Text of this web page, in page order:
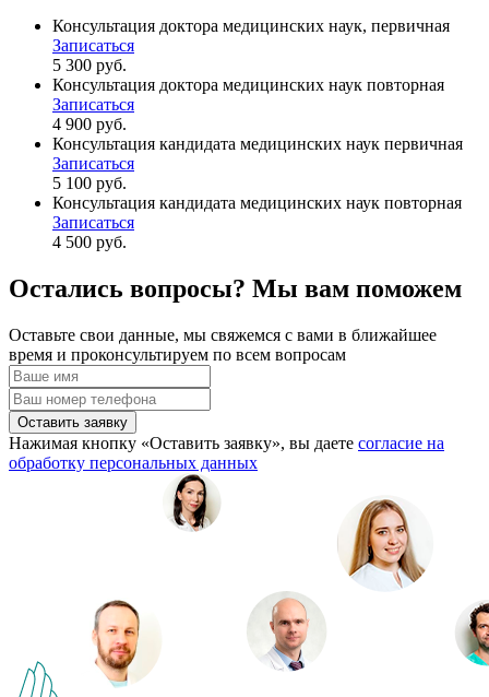
Консультация доктора медицинских наук, первичная
Записаться
5 300 руб.
Консультация доктора медицинских наук повторная
Записаться
4 900 руб.
Консультация кандидата медицинских наук первичная
Записаться
5 100 руб.
Консультация кандидата медицинских наук повторная
Записаться
4 500 руб.
Остались вопросы? Мы вам поможем
Оставьте свои данные, мы свяжемся с вами в ближайшее
время и проконсультируем по всем вопросам
Оставить заявку
Нажимая кнопку «Оставить заявку», вы даете согласие на
обработку персональных данных